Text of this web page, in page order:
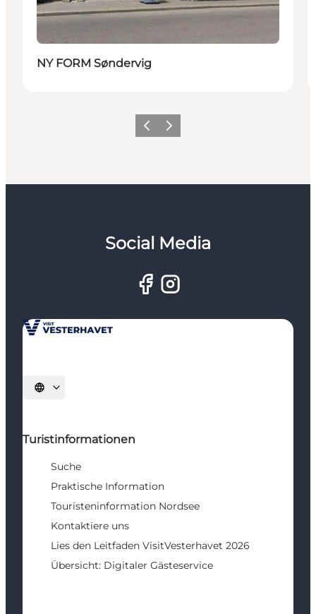
NY FORM Søndervig
ZurückWeiter
Social Media
Sprache auswählen
Turistinformationen
Suche
Praktische Information
Touristeninformation Nordsee
Kontaktiere uns
Lies den Leitfaden VisitVesterhavet 2026
Übersicht: Digitaler Gästeservice